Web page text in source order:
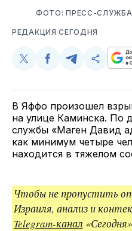
ФОТО: ПРЕСС-
РЕДАКЦИЯ СЕГОДНЯ
Поделиться
Twitter
Поделиться
Facebook
Поделиться
Telegram
В Яффо произошел
на улице Каминска. По
службы «Маген Давид
как минимум четыре
находится в тяжелом
Чтобы не пропустить
Израиля, анализ и
Telegram-канал